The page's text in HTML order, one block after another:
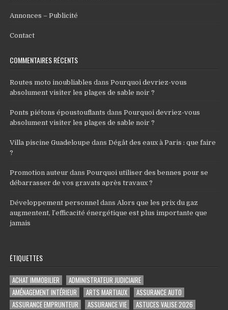
Annonces – Publicité
Contact
COMMENTAIRES RÉCENTS
Routes moto inoubliables dansPourquoi devriez-vous
absolument visiter les plages de sable noir ?
Ponts piétons époustouflants dansPourquoi devriez-vous
absolument visiter les plages de sable noir ?
Villa piscine Guadeloupe dansDégât des eaux à Paris : que faire
?
Promotion auteur dansPourquoi utiliser des bennes pour se
débarrasser de vos gravats après travaux ?
Développement personnel dans Alors que les prix du gaz
augmentent, l’efficacité énergétique est plus importante que
jamais
ÉTIQUETTES
ACHAT IMMOBILIER
ADMINISTRATEUR JUDICIAIRE
AMÉNAGEMENT INTÉRIEUR
ARTS MARTIAUX
ASSURANCE AUTO
ASSURANCE EMPRUNTEUR
ASSURANCE VIE
ASTUCES VALISE 2026